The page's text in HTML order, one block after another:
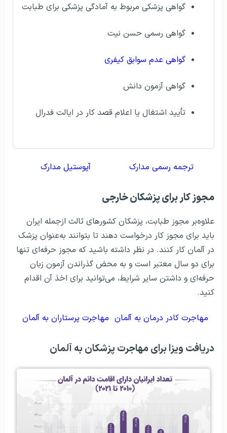
گواهی پزشکی مربوط به آمادگی پزشکی برای طبابت
گواهی رسمی حسن نیت
گواهی عدم سوابق کیفری
گواهی آزمون دانش
تأیید اشتغال یا اعلام قصد کار در ایالت فدرال
ترجمه رسمی مدارک آپوستیل مدارک
مجوز کار برای پزشکان خارجی
علاوه‌بر مجوز طبابت، پزشکان کشورهای ثالث ازجمله ایران
باید برای مجوز کار درخواست دهند تا بتوانند به‌عنوان پزشک
در آلمان کار کنند. در نظر داشته باشید که مجوز حرفه‌ای تنها
برای دو سال معتبر است و به محض گذراندن آزمون زبان
حرفه‌ای و داشتن سایر شرایط، می‌توانید برای اخذ آن اقدام
کنید.
مهاجرت کادر درمان به آلمان مهاجرت پرستاران به آلمان
دریافت ویزا برای مهاجرت پزشکان به آلمان